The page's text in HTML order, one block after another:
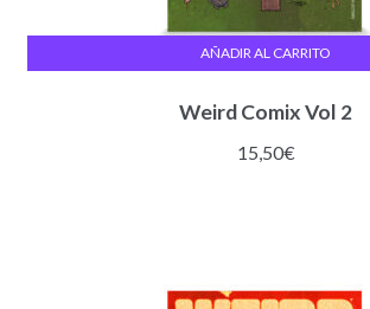
Weird Comix Vol 2
15,50€
AÑADIR AL CARRITO